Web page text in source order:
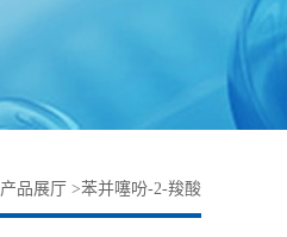
产品展厅 >苯并噻吩-2-羧酸